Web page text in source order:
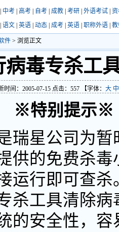
中考 高考 自考 成教 考研 外语考试
语文 英语 动态 成考 英语 职称外语
件 > 浏览正文
病毒专杀工
时间：2005-07-15 点击： 557 【字体： 大 中
※特别提示※
星公司为暂
供的免费杀
运行即可查
杀工具清除
的安全性，容